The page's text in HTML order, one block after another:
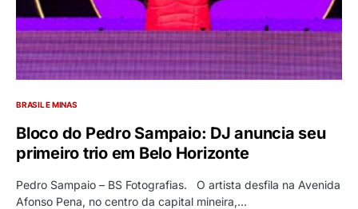
BRASIL E MINAS
Bloco do Pedro Sampaio: DJ anuncia seu
primeiro trio em Belo Horizonte
Pedro Sampaio – BS Fotografias. O artista desfila na Avenida
Afonso Pena, no centro da capital mineira,…